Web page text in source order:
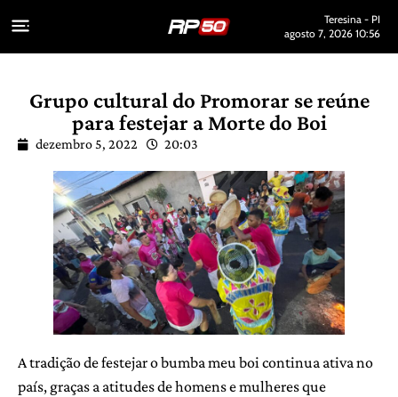
Teresina - PI
agosto 7, 2026 10:56
Grupo cultural do Promorar se reúne
para festejar a Morte do Boi
dezembro 5, 2022 20:03
A tradição de festejar o bumba meu boi continua ativa no
país, graças a atitudes de homens e mulheres que